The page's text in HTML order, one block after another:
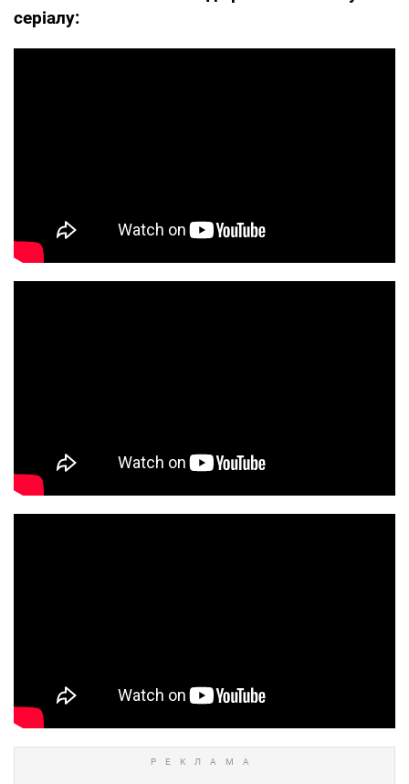
серіалу: